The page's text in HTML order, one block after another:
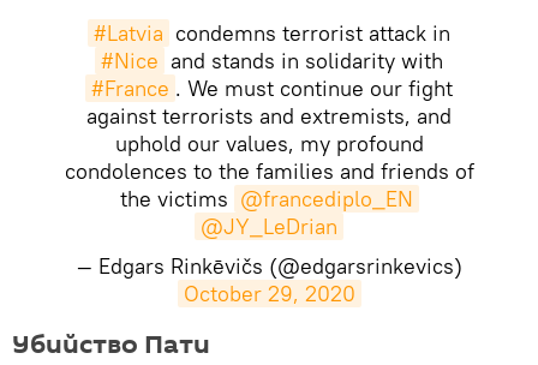
#Latvia condemns terrorist attack in
#Nice and stands in solidarity with
#France . We must continue our fight
against terrorists and extremists, and
uphold our values, my profound
condolences to the families and friends of
the victims @francediplo_EN
@JY_LeDrian
— Edgars Rinkēvičs (@edgarsrinkevics)
October 29, 2020
​Убийство Пати